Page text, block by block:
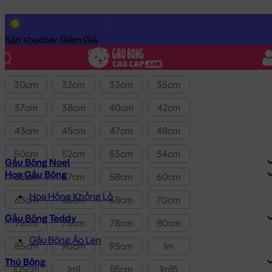
Săn Voucher Giảm Giá
Gấu Bông Noel
Hoa Gấu Bông
Hoa Hồng Khổng Lồ
Gấu Bông Teddy
Gấu Bông Áo Len
Thú Bông
Lọc theo Giá SP:
Giá
Kích thước
30cm 32cm 33cm
35cm
37cm
38cm 40cm
42cm
43cm
45cm 47cm
48cm
50cm
52cm 53cm
54cm
55cm
57cm 58cm
60cm
63cm
65cm 68cm
70cm
72cm
75cm 78cm
80cm
85cm
90cm 95cm
1m
105cm
1m1 115cm
1m15